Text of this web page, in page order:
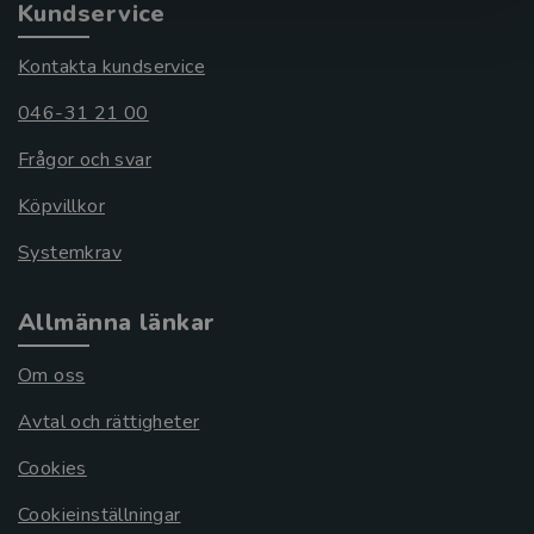
Kundservice
Kontakta kundservice
046-31 21 00
Frågor och svar
Köpvillkor
Systemkrav
Allmänna länkar
Om oss
Avtal och rättigheter
Cookies
Cookieinställningar